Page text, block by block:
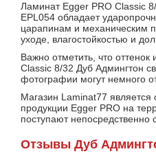
Ламинат Egger PRO Classic
EPL054 обладает
царапинам и механическим
уходе, влагостойкостью и
Важно отметить, что
Classic 8/32 Дуб Админгтон
фотографии могут немного
Магазин Laminat77
продукции Egger PRO на
поступают непосредственно
Отзывы Дуб